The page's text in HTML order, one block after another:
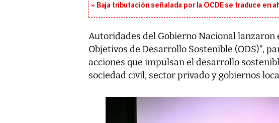
Baja tributación señalada por la OCDE se traduce en
Autoridades del Gobierno Nacional lanzaron
Objetivos de Desarrollo Sostenible (ODS)",
acciones que impulsan el desarrollo
sociedad civil, sector privado y gobiernos